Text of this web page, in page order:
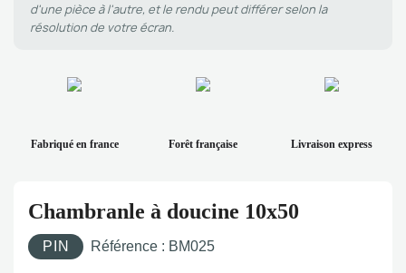
d'une pièce à l'autre, et le rendu peut différer selon la
résolution de votre écran.
Fabriqué en france Forêt française Livraison express
Chambranle à doucine 10x50
PIN Référence : BM025